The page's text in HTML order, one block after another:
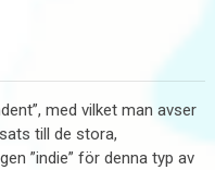
med vilket man avser
till de stora,
”indie” för denna typ av